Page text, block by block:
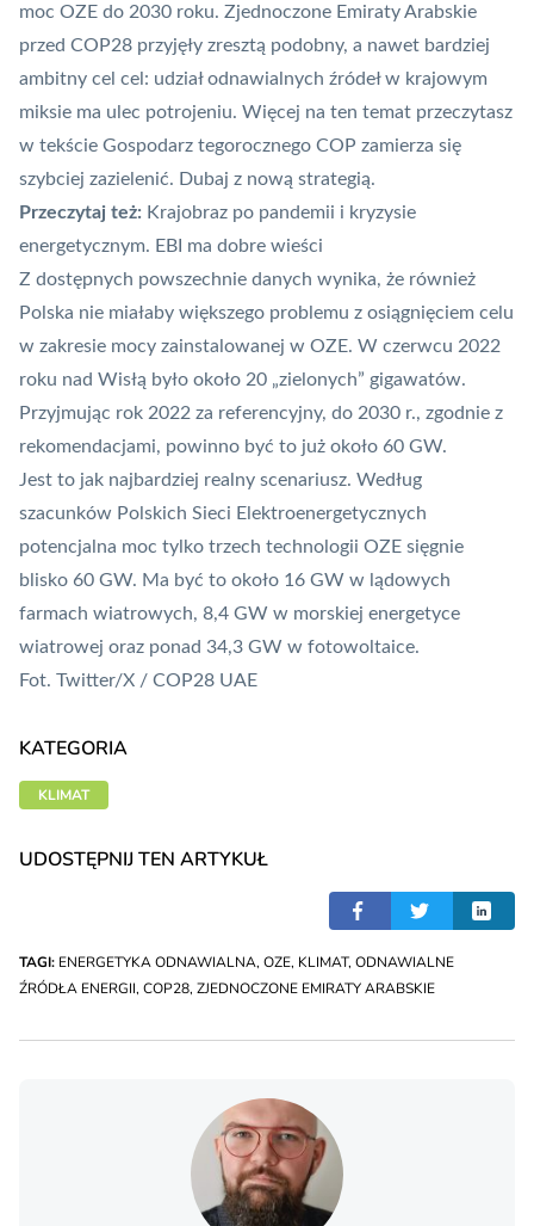
moc OZE do 2030 roku. Zjednoczone Emiraty Arabskie
przed COP28 przyjęły zresztą podobny, a nawet bardziej
ambitny cel cel: udział odnawialnych źródeł w krajowym
miksie ma ulec potrojeniu. Więcej na ten temat przeczytasz
w tekście Gospodarz tegorocznego COP zamierza się
szybciej zazielenić. Dubaj z nową strategią.
Przeczytaj też: Krajobraz po pandemii i kryzysie
energetycznym. EBI ma dobre wieści
Z dostępnych powszechnie danych wynika, że również
Polska nie miałaby większego problemu z osiągnięciem celu
w zakresie mocy zainstalowanej w OZE. W czerwcu 2022
roku nad Wisłą było około 20 „zielonych” gigawatów.
Przyjmując rok 2022 za referencyjny, do 2030 r., zgodnie z
rekomendacjami, powinno być to już około 60 GW.
Jest to jak najbardziej realny scenariusz. Według
szacunków Polskich Sieci Elektroenergetycznych
potencjalna moc tylko trzech technologii OZE sięgnie
blisko 60 GW. Ma być to około 16 GW w lądowych
farmach wiatrowych, 8,4 GW w morskiej energetyce
wiatrowej oraz ponad 34,3 GW w fotowoltaice.
Fot. Twitter/X / COP28 UAE
KATEGORIA
KLIMAT
UDOSTĘPNIJ TEN ARTYKUŁ
TAGI: ENERGETYKA ODNAWIALNA, OZE, KLIMAT, ODNAWIALNE
ŹRÓDŁA ENERGII, COP28, ZJEDNOCZONE EMIRATY ARABSKIE